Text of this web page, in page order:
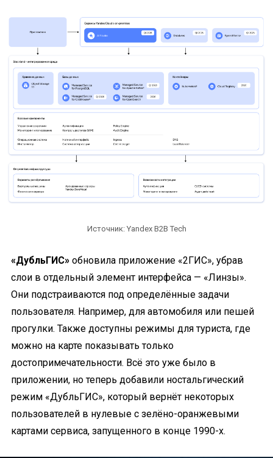
Источник: Yandex B2B Tech
«ДубльГИС» обновила приложение «2ГИС», убрав
слои в отдельный элемент интерфейса — «Линзы».
Они подстраиваются под определённые задачи
пользователя. Например, для автомобиля или пешей
прогулки. Также доступны режимы для туриста, где
можно на карте показывать только
достопримечательности. Всё это уже было в
приложении, но теперь добавили ностальгический
режим «ДубльГИС», который вернёт некоторых
пользователей в нулевые с зелёно-оранжевыми
картами сервиса, запущенного в конце 1990-х.